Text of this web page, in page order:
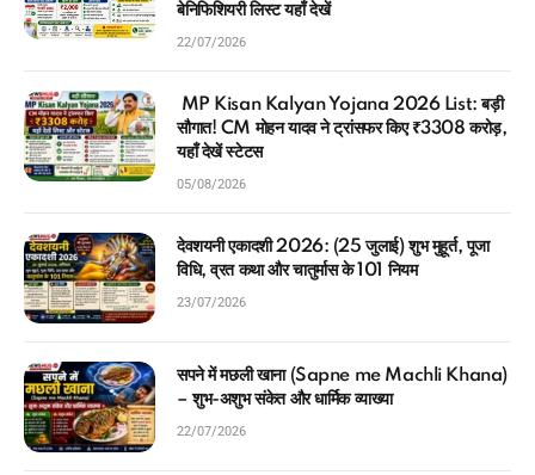
बेनिफिशियरी लिस्ट यहाँ देखें
22/07/2026
MP Kisan Kalyan Yojana 2026 List: बड़ी
सौगात! CM मोहन यादव ने ट्रांसफर किए ₹3308 करोड़,
यहाँ देखें स्टेटस
05/08/2026
देवशयनी एकादशी 2026: (25 जुलाई) शुभ मुहूर्त, पूजा
विधि, व्रत कथा और चातुर्मास के 101 नियम
23/07/2026
सपने में मछली खाना (Sapne me Machli Khana)
– शुभ-अशुभ संकेत और धार्मिक व्याख्या
22/07/2026